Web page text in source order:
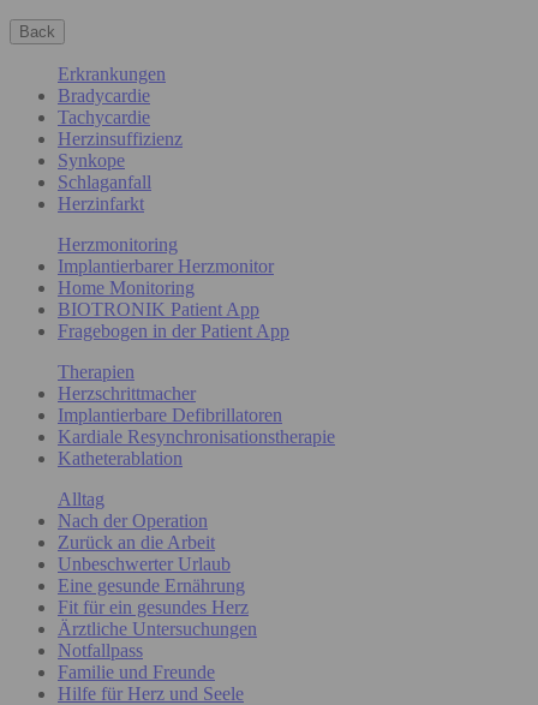
Back
Erkrankungen
Bradycardie
Tachycardie
Herzinsuffizienz
Synkope
Schlaganfall
Herzinfarkt
Herzmonitoring
Implantierbarer Herzmonitor
Home Monitoring
BIOTRONIK Patient App
Fragebogen in der Patient App
Therapien
Herzschrittmacher
Implantierbare Defibrillatoren
Kardiale Resynchronisationstherapie
Katheterablation
Alltag
Nach der Operation
Zurück an die Arbeit
Unbeschwerter Urlaub
Eine gesunde Ernährung
Fit für ein gesundes Herz
Ärztliche Untersuchungen
Notfallpass
Familie und Freunde
Hilfe für Herz und Seele